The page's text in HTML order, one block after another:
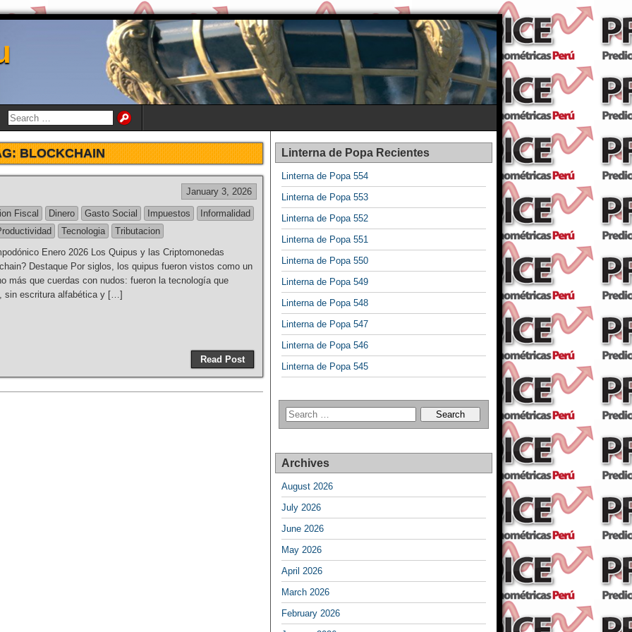
BLOCKCHAIN
January 3, 2026
Fiscal Dinero Gasto Social Impuestos
Informalidad
Tecnologia
Tributacion
Enero 2026 Los Quipus y las Criptomonedas
Destaque Por siglos, los quipus fueron vistos como un
más que cuerdas con nudos: fueron la tecnología que
sin escritura alfabética y […]
Read Post
Linterna de Popa Recientes
Linterna de Popa 554
Linterna de Popa 553
Linterna de Popa 552
Linterna de Popa 551
Linterna de Popa 550
Linterna de Popa 549
Linterna de Popa 548
Linterna de Popa 547
Linterna de Popa 546
Linterna de Popa 545
Archives
August 2026
July 2026
June 2026
May 2026
April 2026
March 2026
February 2026